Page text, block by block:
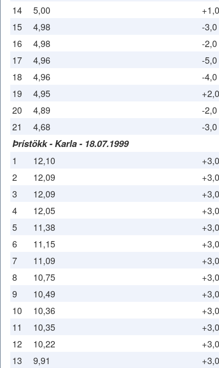
14
5,00
+1,0
15
4,98
-3,0
16
4,98
-2,0
17
4,96
-5,0
18
4,96
-4,0
19
4,95
+2,0
20
4,89
-2,0
21
4,68 -3,0
Þrístökk - Karla - 18.07.1999
1 12,10
+3,0
2
12,09
+3,0
3
12,09
+3,0
4
12,05
+3,0
5
11,38
+3,0
6
11,15
+3,0
7
11,09
+3,0
8
10,75
+3,0
9
10,49
+3,0
10
10,36
+3,0
11
10,35
+3,0
12
10,22
+3,0
13
9,91 +3,0